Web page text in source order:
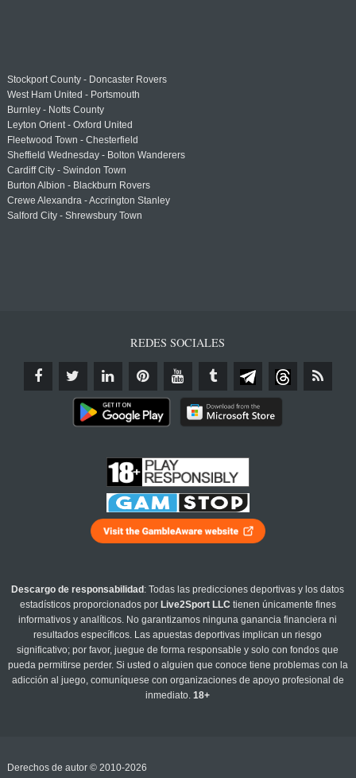
Stockport County - Doncaster Rovers
West Ham United - Portsmouth
Burnley - Notts County
Leyton Orient - Oxford United
Fleetwood Town - Chesterfield
Sheffield Wednesday - Bolton Wanderers
Cardiff City - Swindon Town
Burton Albion - Blackburn Rovers
Crewe Alexandra - Accrington Stanley
Salford City - Shrewsbury Town
REDES SOCIALES
Descargo de responsabilidad : Todas las predicciones deportivas y los datos
estadísticos proporcionados por Live2Sport LLC tienen únicamente fines
informativos y analíticos. No garantizamos ninguna ganancia financiera ni
resultados específicos. Las apuestas deportivas implican un riesgo
significativo; por favor, juegue de forma responsable y solo con fondos que
pueda permitirse perder. Si usted o alguien que conoce tiene problemas con la
adicción al juego, comuníquese con organizaciones de apoyo profesional de
inmediato.18+
Derechos de autor © 2010-2026